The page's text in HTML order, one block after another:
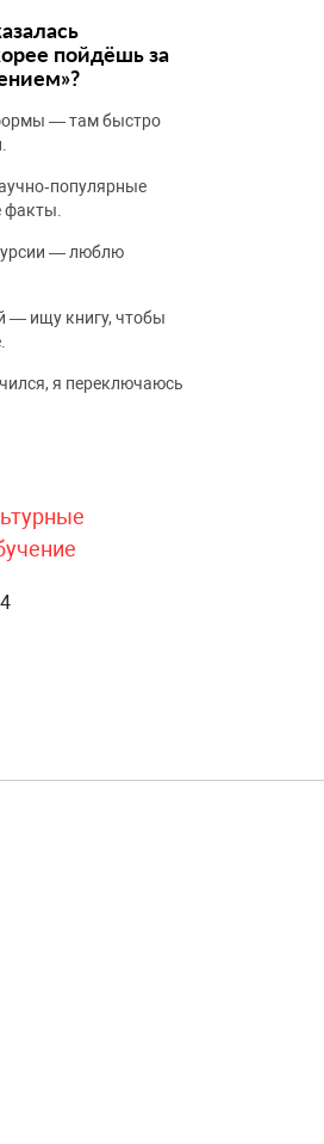
пойдёшь за
— там быстро
— люблю
— ищу книгу, чтобы
я переключаюсь